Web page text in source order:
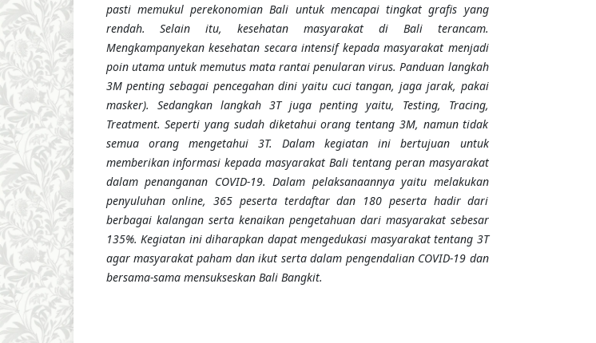
pasti memukul perekonomian Bali untuk mencapai tingkat grafis yang
rendah. Selain itu, kesehatan masyarakat di Bali terancam.
Mengkampanyekan kesehatan secara intensif kepada masyarakat menjadi
poin utama untuk memutus mata rantai penularan virus. Panduan langkah
3M penting sebagai pencegahan dini yaitu cuci tangan, jaga jarak, pakai
masker). Sedangkan langkah 3T juga penting yaitu, Testing, Tracing,
Treatment. Seperti yang sudah diketahui orang tentang 3M, namun tidak
semua orang mengetahui 3T. Dalam kegiatan ini bertujuan untuk
memberikan informasi kepada masyarakat Bali tentang peran masyarakat
dalam penanganan COVID-19. Dalam pelaksanaannya yaitu melakukan
penyuluhan online, 365 peserta terdaftar dan 180 peserta hadir dari
berbagai kalanganserta kenaikan pengetahuan dari masyarakat sebesar
135%. Kegiatan ini diharapkan dapat mengedukasi masyarakat tentang 3T
agar masyarakat paham dan ikut serta dalam pengendalian COVID-19 dan
bersama-sama mensukseskan Bali Bangkit.